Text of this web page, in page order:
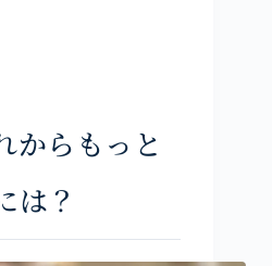
からもっと
は？